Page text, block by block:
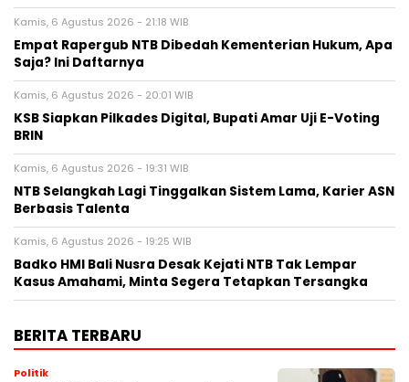
Kamis, 6 Agustus 2026 - 21:18 WIB
Empat Rapergub NTB Dibedah Kementerian Hukum, Apa
Saja? Ini Daftarnya
Kamis, 6 Agustus 2026 - 20:01 WIB
KSB Siapkan Pilkades Digital, Bupati Amar Uji E-Voting
BRIN
Kamis, 6 Agustus 2026 - 19:31 WIB
NTB Selangkah Lagi Tinggalkan Sistem Lama, Karier ASN
Berbasis Talenta
Kamis, 6 Agustus 2026 - 19:25 WIB
Badko HMI Bali Nusra Desak Kejati NTB Tak Lempar
Kasus Amahami, Minta Segera Tetapkan Tersangka
BERITA TERBARU
Politik